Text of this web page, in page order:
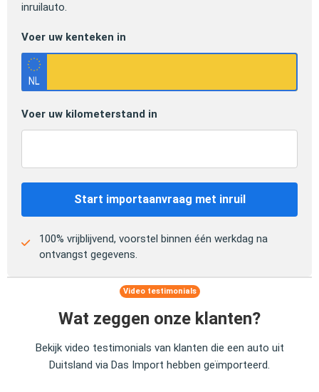
inruilauto.
Voer uw kenteken in
Voer uw kilometerstand in
Start importaanvraag met inruil
100% vrijblijvend, voorstel binnen één werkdag na
ontvangst gegevens.
Video testimonials
Wat zeggen onze klanten?
Bekijk video testimonials van klanten die een auto uit
Duitsland via Das Import hebben geïmporteerd.